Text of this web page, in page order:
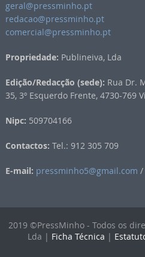
geral@pressminho.pt
redacao@pressminho.pt
comercial@pressminho.pt
Propriedade: Publineiva, Lda
Edição/Redacção (sede): Rua Dr.
35, 3º Esquerdo Frente, 4730-769
Nipc: 509704166
Contactos: Tel.: 912 305 709
E-mail: pressminho5@gmail.com /
2019 ©PressMinho - Todos os
Lda | Ficha Técnica |